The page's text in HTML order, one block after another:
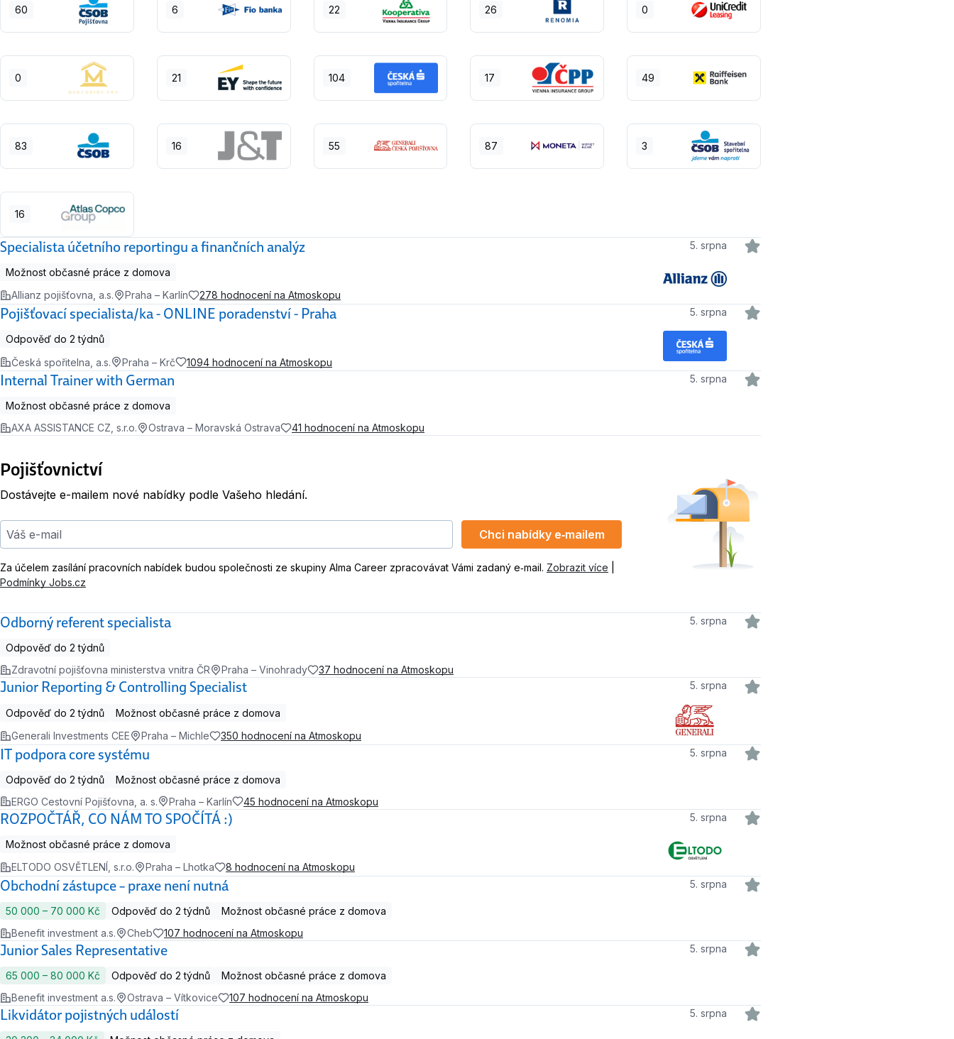
60 6 22 26 0
0 21 104 17 49
83 16 55 87 3
16
Specialista účetního reportingu a finančních analýz 5. srpna
Možnost občasné práce z domova
Allianz pojišťovna, a.s.
Praha – Karlín 278 hodnocení na Atmoskopu
Pojišťovací specialista/ka - ONLINE poradenství - Praha 5. srpna
Odpověď do 2 týdnů
Česká spořitelna, a.s.
Praha – Krč 1094 hodnocení na Atmoskopu
Internal Trainer with German 5. srpna
Možnost občasné práce z domova
AXA ASSISTANCE CZ, s.r.o.
Ostrava – Moravská Ostrava 41 hodnocení na Atmoskopu
Pojišťovnictví
Dostávejte e-mailem nové nabídky podle Vašeho hledání.
Váš e-mail
Chci nabídky e‑mailem
Za účelem zasílání pracovních nabídek budou společnosti ze skupiny Alma Career zpracovávat Vámi zadaný e‑mail. Zobrazit více
Podmínky Jobs.cz
Odborný referent specialista 5. srpna
Odpověď do 2 týdnů
Zdravotní pojišťovna ministerstva vnitra ČR
Praha – Vinohrady 37 hodnocení na Atmoskopu
Junior Reporting & Controlling Specialist 5. srpna
Odpověď do 2 týdnů
Možnost občasné práce z domova
Generali Investments CEE
Praha – Michle 350 hodnocení na Atmoskopu
IT podpora core systému 5. srpna
Odpověď do 2 týdnů
Možnost občasné práce z domova
ERGO Cestovní Pojišťovna, a. s.
Praha – Karlín 45 hodnocení na Atmoskopu
ROZPOČTÁŘ, CO NÁM TO SPOČÍTÁ :) 5. srpna
Možnost občasné práce z domova
ELTODO OSVĚTLENÍ, s.r.o.
Praha – Lhotka 8 hodnocení na Atmoskopu
Obchodní zástupce – praxe není nutná 5. srpna
50 000 ‍–‍ 70 000 Kč Odpověď do 2 týdnů
Možnost občasné práce z domova
Benefit investment a.s.
Cheb 107 hodnocení na Atmoskopu
Junior Sales Representative 5. srpna
65 000 ‍–‍ 80 000 Kč Odpověď do 2 týdnů
Možnost občasné práce z domova
Benefit investment a.s.
Ostrava – Vítkovice 107 hodnocení na Atmoskopu
Likvidátor pojistných událostí 5. srpna